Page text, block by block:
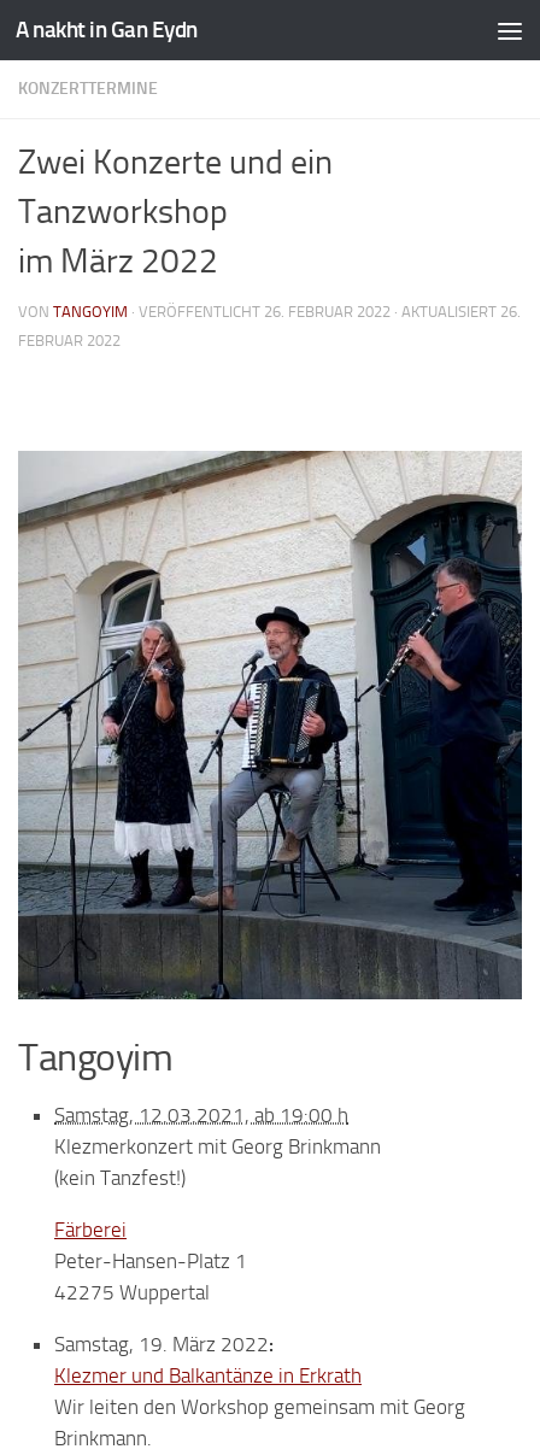
A nakht in Gan Eydn
KONZERTTERMINE
Zwei Konzerte und ein
Tanzworkshop
im März 2022
VON TANGOYIM · VERÖFFENTLICHT 26. FEBRUAR 2022 · AKTUALISIERT 26.
FEBRUAR 2022
Tangoyim
Samstag, 12.03.2021, ab 19:00 h
Klezmerkonzert mit Georg Brinkmann
(kein Tanzfest!)
Färberei
Peter-Hansen-Platz 1
42275 Wuppertal
Samstag, 19. März 2022:
Klezmer und Balkantänze in Erkrath
Wir leiten den Workshop gemeinsam mit Georg
Brinkmann.